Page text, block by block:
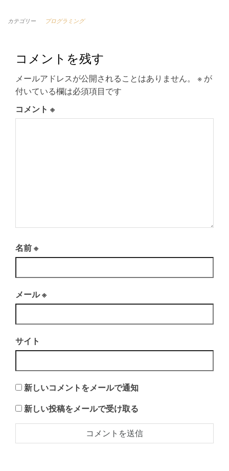
カテゴリー プログラミング
コメントを残す
メールアドレスが公開されることはありません。 ※ が
付いている欄は必須項目です
コメント ※
名前※
メール※
サイト
新しいコメントをメールで通知
新しい投稿をメールで受け取る